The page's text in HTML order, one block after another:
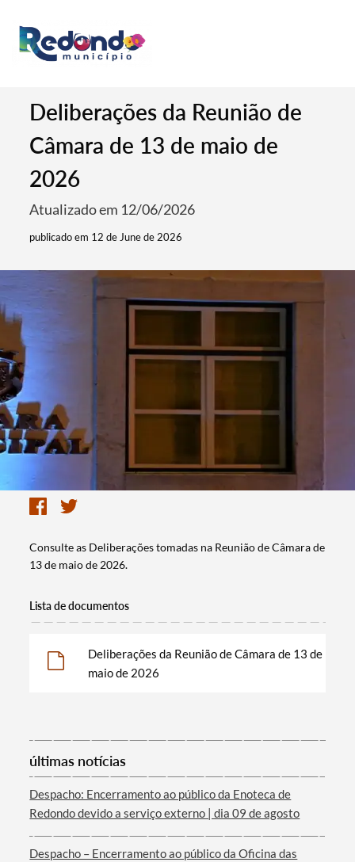
Termo de Pesquisa
Deliberações da Reunião de
Câmara de 13 de maio de
2026
Atualizado em 12/06/2026
publicado em 12 de June de 2026
Consulte as Deliberações tomadas na Reunião de Câmara de
13 de maio de 2026.
Lista de documentos
Deliberações da Reunião de Câmara de 13 de
maio de 2026
últimas notícias
Despacho: Encerramento ao público da Enoteca de
Redondo devido a serviço externo | dia 09 de agosto
Despacho – Encerramento ao público da Oficina das